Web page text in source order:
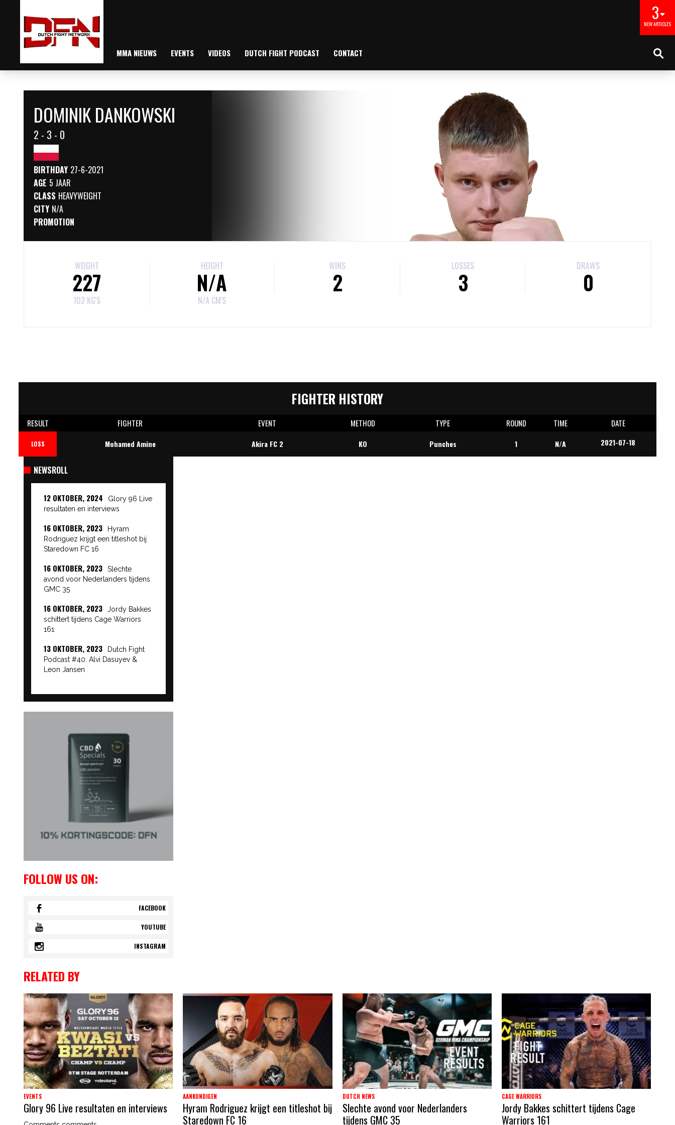
3
NEW ARTICLES
MMA NIEUWS EVENTS VIDEOS DUTCH FIGHT PODCAST CONTACT
DOMINIK DANKOWSKI
2 - 3 - 0
BIRTHDAY 27-6-2021
AGE 5 JAAR
CLASS HEAVYWEIGHT
CITY N/A
PROMOTION
WEIGHT
227
102 KG'S
HEIGHT
N/A
N/A CM'S
WINS
2
LOSSES
3
DRAWS
0
FIGHTER HISTORY
RESULT FIGHTER EVENT METHOD TYPE ROUND TIME DATE
LOSS Mohamed Amine Akira FC 2 KO Punches 1 N/A 2021-07-18
NEWSROLL
12 OKTOBER, 2024
Glory 96 Live
resultaten en interviews
16 OKTOBER, 2023
Hyram
Rodriguez krijgt een titleshot bij
Staredown FC 16
16 OKTOBER, 2023
Slechte
avond voor Nederlanders tijdens
GMC 35
16 OKTOBER, 2023
Jordy Bakkes
schittert tijdens Cage Warriors
161
13 OKTOBER, 2023
Dutch Fight
Podcast #40: Alvi Dasuyev &
Leon Jansen
FOLLOW US ON:
FACEBOOK
YOUTUBE
INSTAGRAM
RELATED BY
EVENTS
Glory 96 Live resultaten en interviews
AANKONDIGEN
Hyram Rodriguez krijgt een titleshot bij
Staredown FC 16
DUTCH NEWS
Slechte avond voor Nederlanders
tijdens GMC 35
CAGE WARRIORS
Jordy Bakkes schittert tijdens Cage
Warriors 161